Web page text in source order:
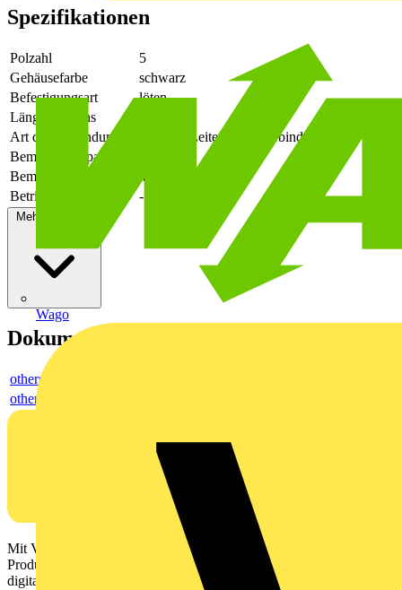
Wago
Spezifikationen
Polzahl
5
Gehäusefarbe
schwarz
Befestigungsart
löten
Länge des Pins
Art der Verbindung
flexibler Leiterplattenverbinder
Bemessungsspannung
Bemessungsstrom In
41
Betriebstemperatur
-50 - 130
Mehr anzeigen
Dokumente
others
others
Mit Voltimum erhalten Elektrofachkräfte Zugang zu Branchennews,
Produktinformationen, Schulungen und Tools – alles auf einer
digitalen Plattform und Community.